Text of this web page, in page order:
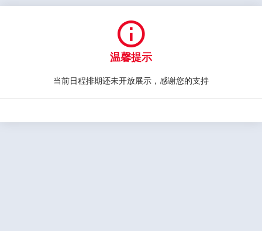

温馨提示
当前日程排期还未开放展示，感谢您的支持